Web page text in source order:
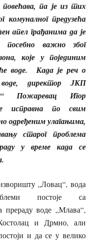
па је из тих
комуналног предузећа
апел грађанима да је
посебно важно због
које у појединим
воде. Када је реч о
воде, директор ЈКП
Пожаревац Игор
исправна по свим
одређеним улагањима,
старог проблема
у време када се
„Ловац“, вода
постоје са
прераду воде „Млава“,
и Дрмно, али
и да се у велико